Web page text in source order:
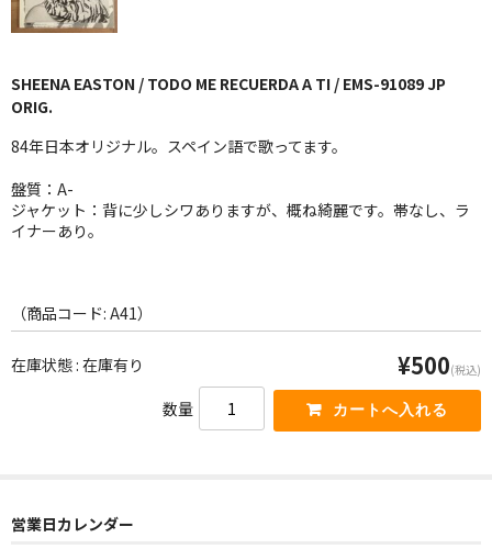
JAZZ-JP
J-POP
ROCK
FOLK,SSW
WORLD
7INC
レア盤（1万円以上）
Webのみ no.3
SHEENA EASTON / TODO ME RECUERDA A TI / EMS-91089 JP
ORIG.
84年日本オリジナル。スペイン語で歌ってます。
盤質：A-
ジャケット：背に少しシワありますが、概ね綺麗です。帯なし、ラ
イナーあり。
（商品コード: A41）
在庫状態 : 在庫有り ¥500(税込)
数量
営業日カレンダー